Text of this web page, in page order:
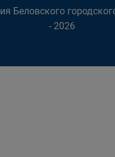
Беловского
- 2026